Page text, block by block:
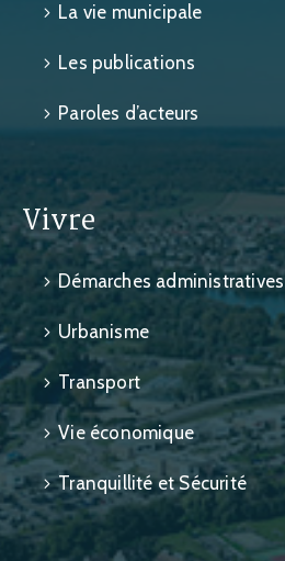
La vie municipale
Les publications
Paroles d’acteurs
Vivre
Démarches administratives
Urbanisme
Transport
Vie économique
Tranquillité et Sécurité